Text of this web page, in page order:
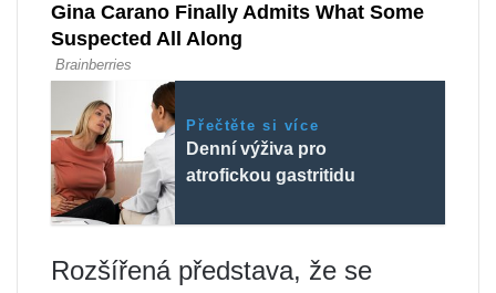
Přečtěte si více
Denní výživa pro
atrofickou gastritidu
Rozšířená představa, že se